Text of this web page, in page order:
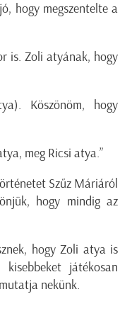
hogy megszentelte a
is. Zoli atyának, hogy
Köszönöm, hogy
meg Ricsi atya.”
Szűz Máriáról
hogy mindig az
hogy Zoli atya is
játékosan
nekünk.